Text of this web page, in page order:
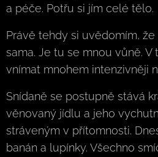
a péče. Potřu si jím celé tělo.
Právě tehdy si uvědomím,
sama. Je tu se mnou vůně. V
vnímat mnohem intenzivněji
Snídaně se postupně stává
věnovaný jídlu a jeho
stráveným v přítomnosti.
banán a lupínky. Všechno